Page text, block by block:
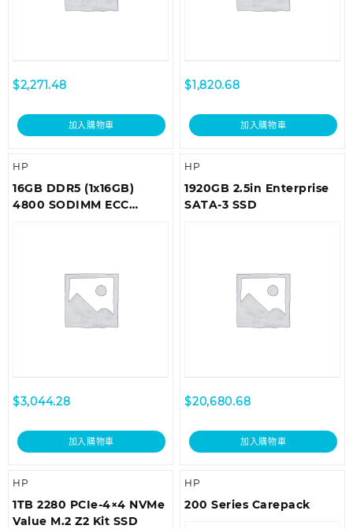
$2,271.48
加入購物車
$1,820.68
加入購物車
HP
16GB DDR5 (1x16GB)
4800 SODIMM ECC
$3,044.28
加入購物車
HP
1920GB 2.5in Enterprise
SATA-3 SSD
$20,680.68
加入購物車
HP
1TB 2280 PCIe-4×4 NVMe
Value M.2 Z2 Kit SSD
HP
200 Series Carepack